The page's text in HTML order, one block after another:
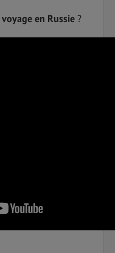
voyage en Russie ?